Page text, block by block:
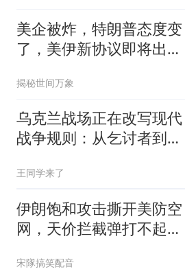
美企被炸，特朗普态度变
了，美伊新协议即将出
揭秘世间万象
乌克兰战场正在改写现代
战争规则：从乞讨者到无
王同学来了
伊朗饱和攻击撕开美防空
网，天价拦截弹打不起，
宋隊搞笑配音